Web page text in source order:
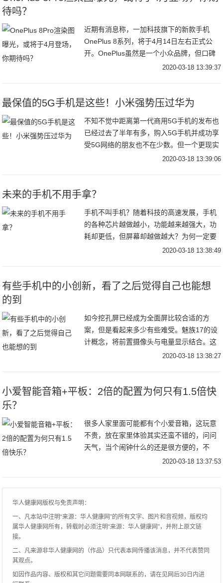
待吗？
近期有消息称，一加科技旗下的新款手机
OnePlus 8系列，将于4月14日左右正式公
开。OnePlus虽然是一个小众品牌，但口碑
十分不错，OnePlus 7T Pro还获得了今年
2020-03-18 13:39:37
最保值的5G手机是这些！小米强势压过华为
不知不觉中距离第一代商用5G手机的发布也
已经过去了半年有多，购入5G手机并成功享
受5G网络的朋友也不在少数。但一个更现实
的问题是，相比起第一代5G手机现在新出的
2020-03-18 13:39:06
未来的手机不用手拿？
手机不叫手机？随着科技的高速发展，手机
的各种芯片越做越小，功能越来越强大，功
耗却更低，但屏幕却越做越大？为何一定要
大屏幕的手机，能不能生产不用手拿的手
2020-03-18 13:38:49
有些手机中的小创新，看了之后觉得自己也能想
的到
如今挖孔屏已经成为全面屏比较合适的方
案，但是看起来多少有些难受。魅族17的设
计概念，将前置摄像头与电量显示结合。这
样子就舒服多了魅族17概念图细节图接下来
2020-03-18 13:38:27
小爱智能音箱+平板：2倍的配置为何只有1.5倍快
乐？
很多人家里面可能都有个小爱音箱，这玩意
不贵，放在家里体验其实还蛮不错的，问问
天气，当个闹钟什么的还是很方便的，不
过，很多人其实都在想，如果给小爱音箱一
2020-03-18 13:37:53
华人健康网版权与免责声明：
一、凡本站中注明“来源：华人健康网”的所有文字、图片和音视频，版权均
属华人健康网所有，转载时必须注明“来源：华人健康网”，并附上原文链
接。
二、凡来源非华人健康网的（作品）只代表本网传播该消息，并不代表赞同
其观点。
如因作品内容、版权和其它问题需要同本网联系的，请在见网后30日内进